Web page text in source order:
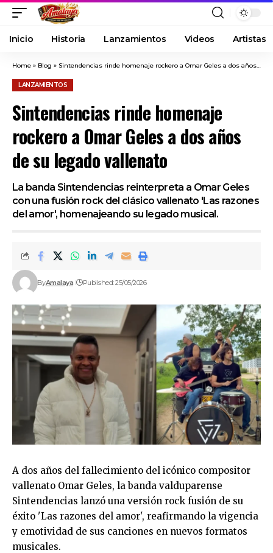
Inicio Historia Lanzamientos Videos Artistas
Home » Blog » Sintendencias rinde homenaje rockero a Omar Geles a dos años de su legado vallenato
LANZAMIENTOS
Sintendencias rinde homenaje
rockero a Omar Geles a dos años
de su legado vallenato
La banda Sintendencias reinterpreta a Omar Geles
con una fusión rock del clásico vallenato 'Las razones
del amor', homenajeando su legado musical.
ByAmalaya Published: 25/05/2026
A dos años del fallecimiento del icónico compositor
vallenato Omar Geles, la banda valduparense
Sintendencias lanzó una versión rock fusión de su
éxito 'Las razones del amor', reafirmando la vigencia
y emotividad de sus canciones en nuevos formatos
musicales.